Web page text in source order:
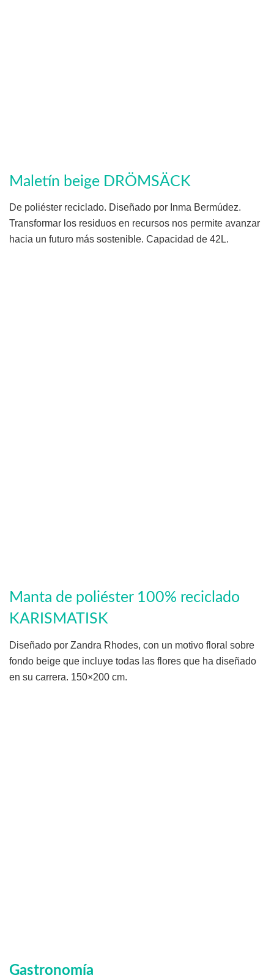
Maletín beige DRÖMSÄCK
De poliéster reciclado. Diseñado por Inma Bermúdez.
Transformar los residuos en recursos nos permite avanzar
hacia un futuro más sostenible. Capacidad de 42L.
Manta de poliéster 100% reciclado
KARISMATISK
Diseñado por Zandra Rhodes, con un motivo floral sobre
fondo beige que incluye todas las flores que ha diseñado
en su carrera. 150×200 cm.
Gastronomía